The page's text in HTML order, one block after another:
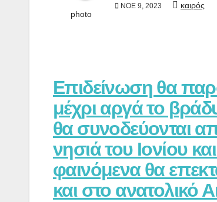
ΝΟΈ 9, 2023 καιρός
Επιδείνωση θα
μέχρι αργά το
θα συνοδεύονται
νησιά του Ιονίου
φαινόμενα θα
και στο ανατολικό